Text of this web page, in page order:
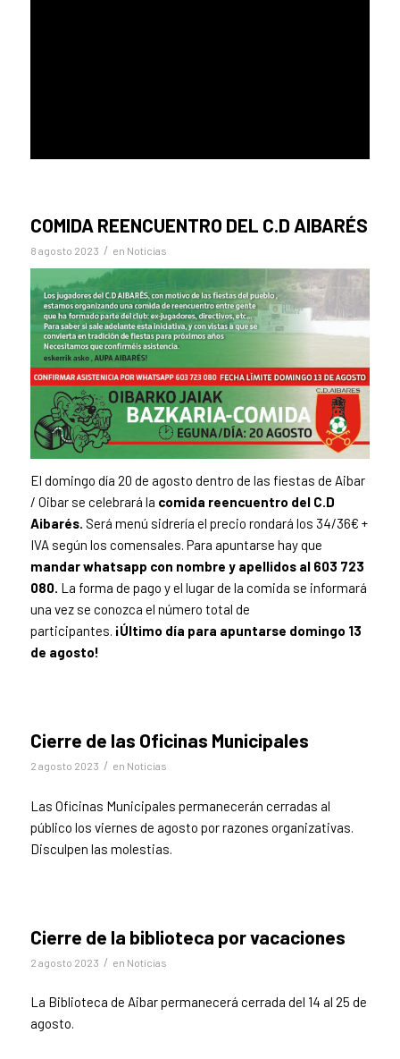
COMIDA REENCUENTRO DEL C.D AIBARÉS
8 agosto 2023 / en Noticias
El domingo día 20 de agosto dentro de las fiestas de Aibar
/ Oibar se celebrará la comida reencuentro del C.D
Aibarés. Será menú sidrería el precio rondará los 34/36€ +
IVA según los comensales. Para apuntarse hay que
mandarwhatsapp con nombre y apellidos al 603 723
080. La forma de pago y el lugar de la comida se informará
una vez se conozca el número total de
participantes. ¡Último día para apuntarse domingo 13
de agosto!
Cierre de las Oficinas Municipales
2 agosto 2023 / en Noticias
Las Oficinas Municipales permanecerán cerradas al
público los viernes de agosto por razones organizativas.
Disculpen las molestias.
Cierre de la biblioteca por vacaciones
2 agosto 2023 / en Noticias
La Biblioteca de Aibar permanecerá cerrada del 14 al 25 de
agosto.